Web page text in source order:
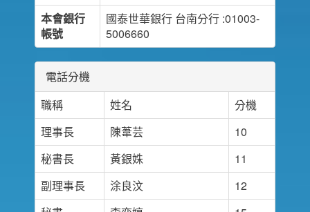
本會銀行
帳號
國泰世華銀行 台南分行 :01003-
5006660
電話分機
職稱
姓名
分機
理事長
陳葦芸
10
秘書長
黃銀姝
11
副理事長
涂良汶
12